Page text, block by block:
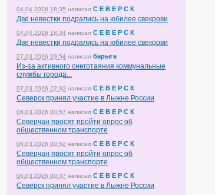
04.04.2026 18:35 написал С Е В Е Р С К
Две невестки подрались на юбилее свекрови
04.04.2026 18:34 написал С Е В Е Р С К
Две невестки подрались на юбилее свекрови
27.03.2026 19:54 написал барыга
Из-за активного снеготаяния коммунальные
службы города...
07.03.2026 22:33 написал С Е В Е Р С К
Северск принял участие в Лыжне России
06.03.2026 00:57 написал С Е В Е Р С К
Северчан просят пройти опрос об
общественном транспорте
06.03.2026 00:52 написал С Е В Е Р С К
Северчан просят пройти опрос об
общественном транспорте
06.03.2026 00:37 написал С Е В Е Р С К
Северск принял участие в Лыжне России